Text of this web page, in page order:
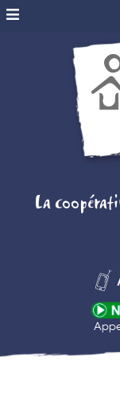
–
La